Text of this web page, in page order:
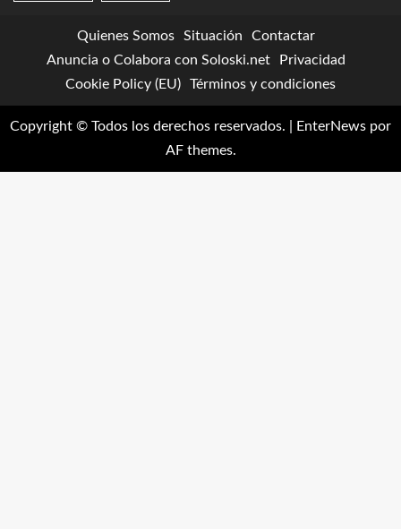
Quienes Somos Situación
Contactar
Anuncia o Colabora con Soloski.net
Privacidad
Cookie Policy (EU)
Términos y condiciones
Copyright © Todos los derechos reservados. EnterNews por
AF themes.